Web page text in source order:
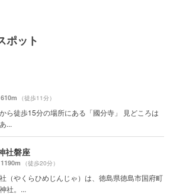
ポット
610m （徒歩11分）
から徒歩15分の場所にある「國分寺」 見どころは
...
社磐座
1190m （徒歩20分）
（やくらひめじんじゃ）は、徳島県徳島市国府町
社。...